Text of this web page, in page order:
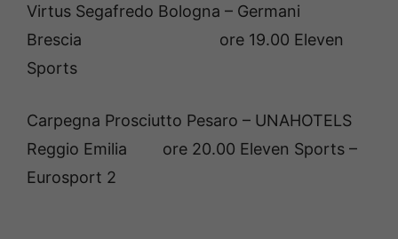
Virtus Segafredo Bologna – Germani
Brescia ore 19.00 Eleven
Sports
Carpegna Prosciutto Pesaro – UNAHOTELS
Reggio Emilia ore 20.00 Eleven Sports –
Eurosport 2